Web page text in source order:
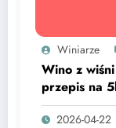
Winiarze
Wino z
przepis na
sekret
2026-04-22